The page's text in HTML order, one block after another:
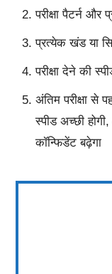
परीक्षा पैटर्न
प्रत्येक खंड या
परीक्षा देने की
अंतिम परीक्षा से
स्पीड अच्छी
कॉन्फिडेंट बढ़ेगा